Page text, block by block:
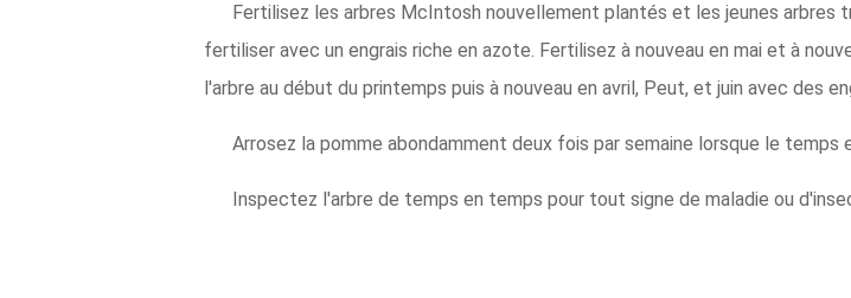
Fertilisez les arbres McIntosh nouvellement plantés et les jeunes arbres
fertiliser avec un engrais riche en azote. Fertilisez à nouveau en mai et à
l'arbre au début du printemps puis à nouveau en avril, Peut, et juin avec des
Arrosez la pomme abondamment deux fois par semaine lorsque le temps
Inspectez l'arbre de temps en temps pour tout signe de maladie ou